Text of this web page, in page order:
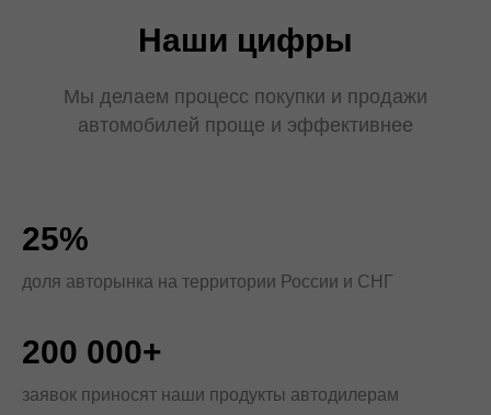
Наши цифры
Мы делаем процесс покупки и продажи
автомобилей проще и эффективнее
25%
доля авторынка на территории России и СНГ
200 000+
заявок приносят наши продукты автодилерам